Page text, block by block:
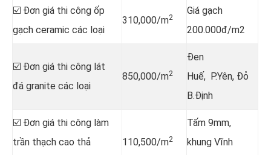
☑️ Đơn giá thi công ốp
gạch ceramic các loại
310,000/m2
Giá gạch
200.000đ/m2
☑️ Đơn giá thi công lát
đá granite các loại
850,000/m2
Đen
Huế, P.Yên, Đỏ
B.Định
☑️ Đơn giá thi công làm
trần thạch cao thả
110,500/m2
Tấm 9mm,
khung Vĩnh